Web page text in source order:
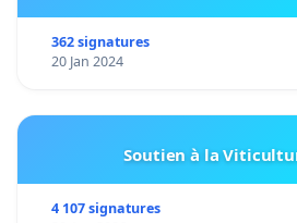
362 signatures
20 Jan 2024
Soutien à la
4 107 signatures